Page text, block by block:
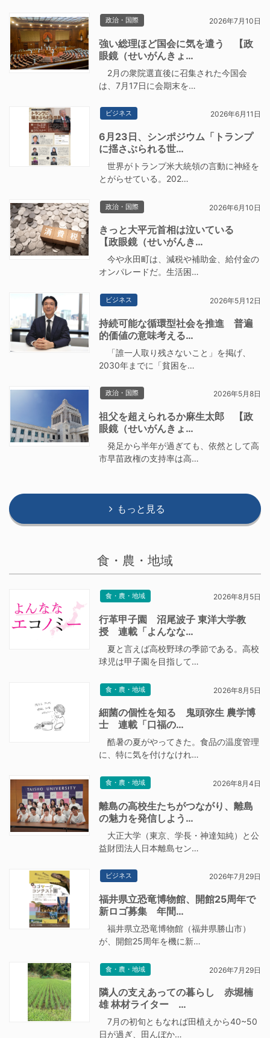
政治・国際 2026年7月10日
強い総理ほど国会に気を遣う 【政
眼鏡（せいがんきょ…
2月の衆院選直後に召集された今国会
は、7月17日に会期末を…
ビジネス 2026年6月11日
6月23日、シンポジウム「トランプ
に揺さぶられる世…
世界がトランプ米大統領の言動に神経を
とがらせている。202…
政治・国際 2026年6月10日
きっと大平元首相は泣いている
【政眼鏡（せいがんき…
今や永田町は、減税や補助金、給付金の
オンパレードだ。生活困…
ビジネス 2026年5月12日
持続可能な循環型社会を推進 普遍
的価値の意味考える…
「誰一人取り残さないこと」を掲げ、
2030年までに「貧困を…
政治・国際 2026年5月8日
祖父を超えられるか麻生太郎 【政
眼鏡（せいがんきょ…
発足から半年が過ぎても、依然として高
市早苗政権の支持率は高…
もっと見る
食・農・地域
食・農・地域 2026年8月5日
行革甲子園 沼尾波子 東洋大学教
授 連載「よんなな…
夏と言えば高校野球の季節である。高校
球児は甲子園を目指して…
食・農・地域 2026年8月5日
細菌の個性を知る 鬼頭弥生 農学博
士 連載「口福の…
酷暑の夏がやってきた。食品の温度管理
に、特に気を付けなけれ…
食・農・地域 2026年8月4日
離島の高校生たちがつながり、離島
の魅力を発信しよう…
大正大学（東京、学長・神達知純）と公
益財団法人日本離島セン…
ビジネス 2026年7月29日
福井県立恐竜博物館、開館25周年で
新ロゴ募集 年間…
福井県立恐竜博物館（福井県勝山市）
が、開館25周年を機に新…
食・農・地域 2026年7月29日
隣人の支えあっての暮らし 赤堀楠
雄 林材ライター …
7月の初旬ともなれば田植えから40~50
日が過ぎ、田んぼか…